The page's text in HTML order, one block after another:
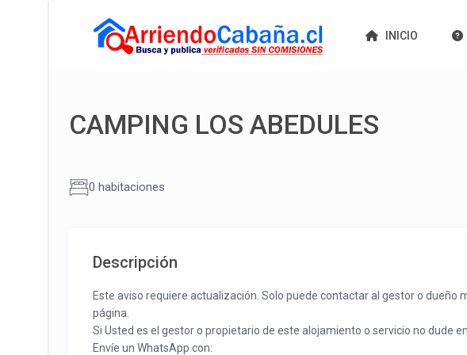
INICIO
CAMPING LOS ABEDULES
0 habitaciones
Descripción
Este aviso requiere actualización. Solo puede contactar al gestor o dueño
página.
Si Usted es el gestor o propietario de este alojamiento o servicio no dude
Envíe un WhatsApp con: